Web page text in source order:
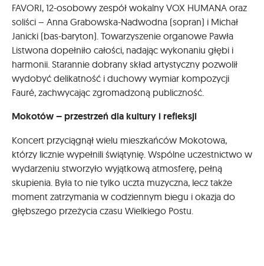
FAVORI, 12-osobowy zespół wokalny VOX HUMANA oraz
soliści – Anna Grabowska-Nadwodna (sopran) i Michał
Janicki (bas-baryton). Towarzyszenie organowe Pawła
Listwona dopełniło całości, nadając wykonaniu głębi i
harmonii. Starannie dobrany skład artystyczny pozwolił
wydobyć delikatność i duchowy wymiar kompozycji
Fauré, zachwycając zgromadzoną publiczność.
Mokotów – przestrzeń dla kultury i refleksji
Koncert przyciągnął wielu mieszkańców Mokotowa,
którzy licznie wypełnili świątynię. Wspólne uczestnictwo w
wydarzeniu stworzyło wyjątkową atmosferę, pełną
skupienia. Była to nie tylko uczta muzyczna, lecz także
moment zatrzymania w codziennym biegu i okazja do
głębszego przeżycia czasu Wielkiego Postu.